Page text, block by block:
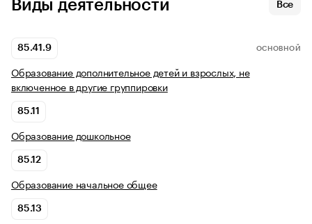
Виды деятельности Все
85.41.9 ОСНОВНОЙ
Образование дополнительное детей и взрослых, не
включенное в другие группировки
85.11
Образование дошкольное
85.12
Образование начальное общее
85.13